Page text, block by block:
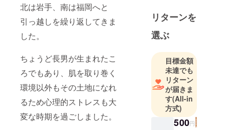
北は岩手、南は福岡へと
引っ越しを繰り返してきま
した。
ちょうど長男が生まれたこ
ろでもあり、肌を取り巻く
環境以外もその土地になれ
るため心理的ストレスも大
変な時期を過ごしました。
リターンを
選ぶ
目標金額
未達でも
リターン
が届きま
す(All-in
方式)
500円